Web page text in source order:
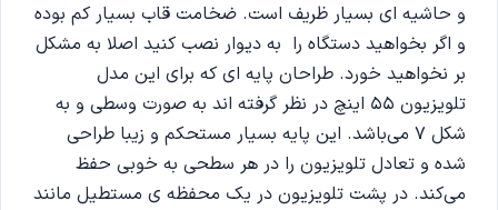
و حاشیه ای بسیار ظریف است. ضخامت قاب بسیار کم بوده
و اگر بخواهید دستگاه را به دیوار نصب کنید اصلا به مشکل
بر نخواهید خورد. طراحان پایه ای که برای این مدل
تلویزیون 55 اینچ در نظر گرفته اند به صورت وسطی و به
شکل 7 می‌باشد. این پایه بسیار مستحکم و زیبا طراحی
شده و تعادل تلویزیون را در هر سطحی به خوبی حفظ
می‌کند. در پشت تلویزیون در یک محفظه ی مستطیل مانند